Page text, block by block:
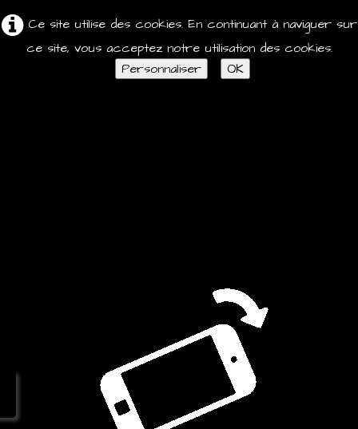
Ce site utilise des cookies. En continuant à naviguer sur
ce site, vous acceptez notre utilisation des cookies.
Personnaliser
OK